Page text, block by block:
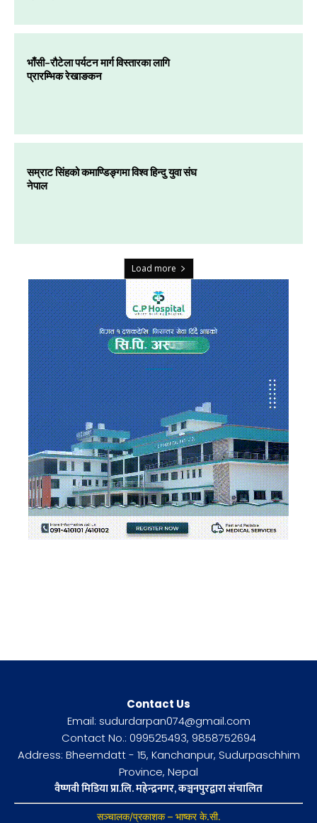
भाँसी–रौटेला पर्यटन मार्ग विस्तारका लागि
प्रारम्भिक रेखाङकन
सम्राट सिंहको कमाण्डिङ्गमा विश्व हिन्दु युवा संघ
नेपाल
Load more
Contact Us
Email: sudurdarpan074@gmail.com
Contact No.: 099525493, 9858752694
Address: Bheemdatt - 15, Kanchanpur, Sudurpaschhim
Province, Nepal
वैष्णवी मिडिया प्रा.लि. महेन्द्रनगर, कञ्चनपुरद्वारा संचालित
सञ्चालक/प्रकाशक – भाष्कर के.सी.